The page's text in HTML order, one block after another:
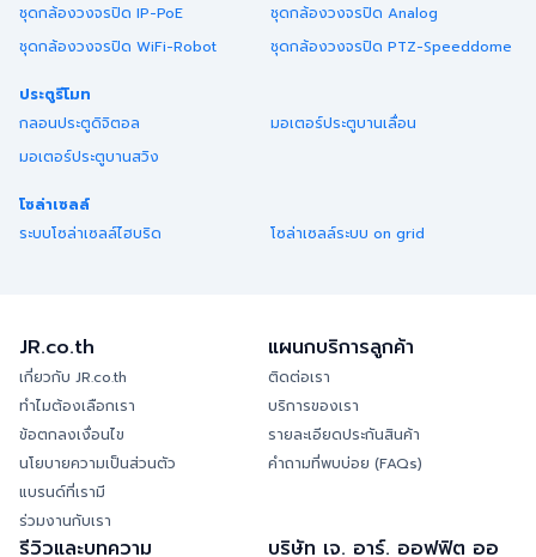
ชุดกล้องวงจรปิด IP-PoE
ชุดกล้องวงจรปิด Analog
ชุดกล้องวงจรปิด WiFi-Robot
ชุดกล้องวงจรปิด PTZ-Speeddome
ประตูรีโมท
กลอนประตูดิจิตอล
มอเตอร์ประตูบานเลื่อน
มอเตอร์ประตูบานสวิง
โซล่าเซลล์
ระบบโซล่าเซลล์ไฮบริด
โซล่าเซลล์ระบบ on grid
JR.co.th
เกี่ยวกับ JR.co.th
ทำไมต้องเลือกเรา
ข้อตกลงเงื่อนไข
นโยบายความเป็นส่วนตัว
แบรนด์ที่เรามี
ร่วมงานกับเรา
แผนกบริการลูกค้า
ติดต่อเรา
บริการของเรา
รายละเอียดประกันสินค้า
คำถามที่พบบ่อย (FAQs)
รีวิวและบทความ บริษัท เจ. อาร์. ออฟฟิต ออ